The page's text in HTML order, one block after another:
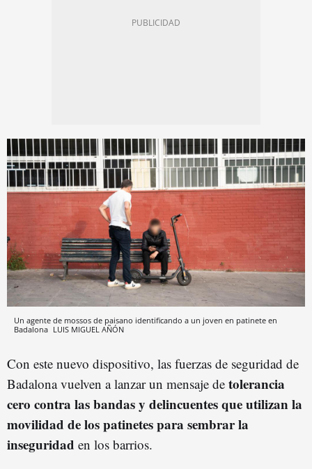
Un agente de mossos de paisano identificando a un joven en patinete en
Badalona LUIS MIGUEL AÑÓN
Con este nuevo dispositivo, las fuerzas de seguridad de
Badalona vuelven a lanzar un mensaje de tolerancia
cero contra las bandas y delincuentes que utilizan la
movilidad de los patinetes para sembrar la
inseguridad en los barrios.